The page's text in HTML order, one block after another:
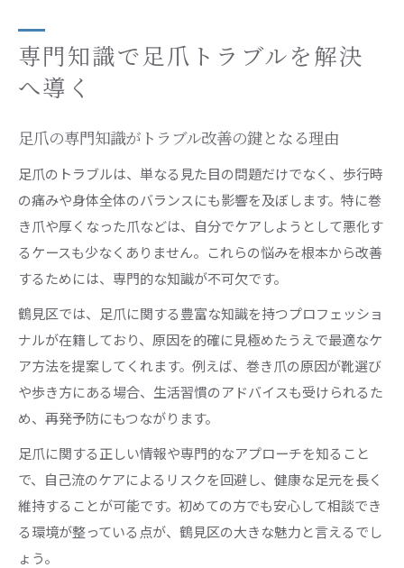
専門知識で足爪トラブルを解決
へ導く
足爪の専門知識がトラブル改善の鍵となる理由
足爪のトラブルは、単なる見た目の問題だけでなく、歩行時
の痛みや身体全体のバランスにも影響を及ぼします。特に巻
き爪や厚くなった爪などは、自分でケアしようとして悪化す
るケースも少なくありません。これらの悩みを根本から改善
するためには、専門的な知識が不可欠です。
鶴見区では、足爪に関する豊富な知識を持つプロフェッショ
ナルが在籍しており、原因を的確に見極めたうえで最適なケ
ア方法を提案してくれます。例えば、巻き爪の原因が靴選び
や歩き方にある場合、生活習慣のアドバイスも受けられるた
め、再発予防にもつながります。
足爪に関する正しい情報や専門的なアプローチを知ること
で、自己流のケアによるリスクを回避し、健康な足元を長く
維持することが可能です。初めての方でも安心して相談でき
る環境が整っている点が、鶴見区の大きな魅力と言えるでし
ょう。